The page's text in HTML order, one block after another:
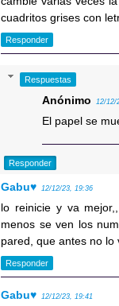
cuadritos grises con
Responder
Respuestas
Anónimo 12/12/
El papel se
Responder
Gabu♥ 12/12/23, 19:36
lo reinicie y va
menos se ven los
pared, que antes no lo
Responder
Gabu♥ 12/12/23, 19:41